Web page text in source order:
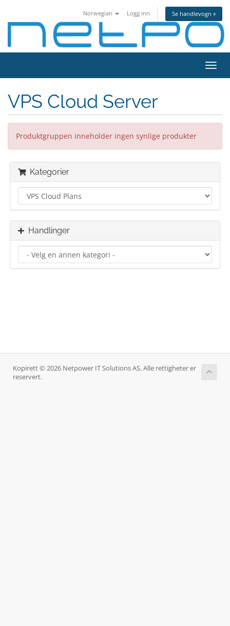
Norwegian Logg inn Se handlevogn »
Bytt
VPS Cloud Server
Produktgruppen inneholder ingen synlige produkter
Kategorier
Handlinger
Kopirett © 2026 Netpower IT Solutions AS. Alle rettigheter er
reservert.